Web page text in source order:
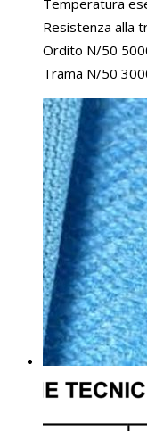
Temperatura
Resistenza alla
Ordito N/50
Trama N/50